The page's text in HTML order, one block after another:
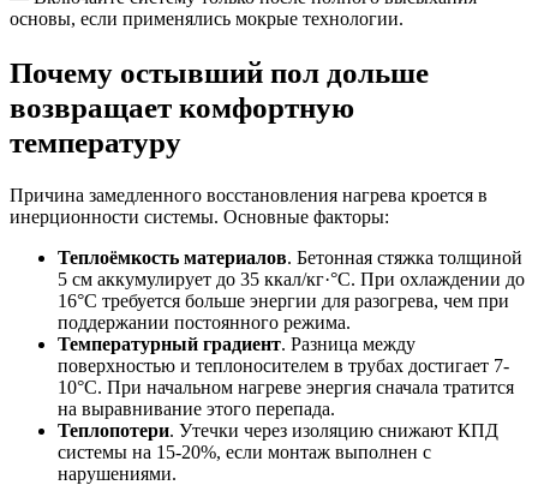
основы, если применялись мокрые технологии.
Почему остывший пол дольше
возвращает комфортную
температуру
Причина замедленного восстановления нагрева кроется в
инерционности системы. Основные факторы:
Теплоёмкость материалов. Бетонная стяжка толщиной
5 см аккумулирует до 35 ккал/кг·°C. При охлаждении до
16°C требуется больше энергии для разогрева, чем при
поддержании постоянного режима.
Температурный градиент. Разница между
поверхностью и теплоносителем в трубах достигает 7-
10°C. При начальном нагреве энергия сначала тратится
на выравнивание этого перепада.
Теплопотери. Утечки через изоляцию снижают КПД
системы на 15-20%, если монтаж выполнен с
нарушениями.